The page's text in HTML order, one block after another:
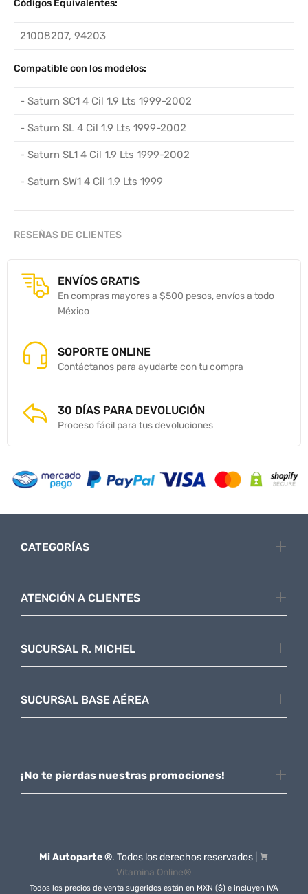
Códigos Equivalentes:
21008207, 94203
Compatible con los modelos:
- Saturn SC1 4 Cil 1.9 Lts 1999-2002
- Saturn SL 4 Cil 1.9 Lts 1999-2002
- Saturn SL1 4 Cil 1.9 Lts 1999-2002
- Saturn SW1 4 Cil 1.9 Lts 1999
RESEÑAS DE CLIENTES
ENVÍOS GRATIS
En compras mayores a $500 pesos, envíos a todo
México
SOPORTE ONLINE
Contáctanos para ayudarte con tu compra
30 DÍAS PARA DEVOLUCIÓN
Proceso fácil para tus devoluciones
¡No te pierdas nuestras promociones!
CATEGORÍAS
ATENCIÓN A CLIENTES
SUCURSAL R. MICHEL
SUCURSAL BASE AÉREA
Mi Autoparte ®. Todos los derechos reservados |
Vitamina Online®
Todos los precios de venta sugeridos están en MXN ($) e incluyen IVA